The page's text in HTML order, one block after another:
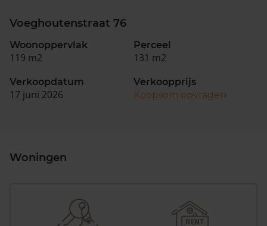
Voeghoutenstraat 76
Woonoppervlak
119 m2
Perceel
131 m2
Verkoopdatum
17 juni 2026
Verkoopprijs
Koopsom opvragen
Woningen